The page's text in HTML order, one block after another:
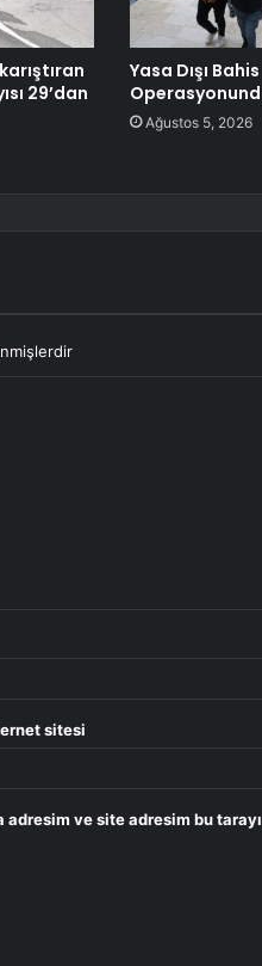
29’dan
Yasa Dışı Bahis
Ağustos 5, 2026
sitesi
adresim ve site adresim bu